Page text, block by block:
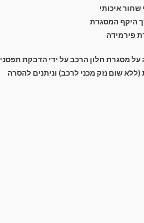
היקף המסגרת
פירמידה
על מסגרת חלון הרכב על ידי הדבקת תפסני
למסגרת החלון. וילונות מותקנים תוך 15 דקות (ללא שום נזק מכני לרכב) וניתנים להסרה